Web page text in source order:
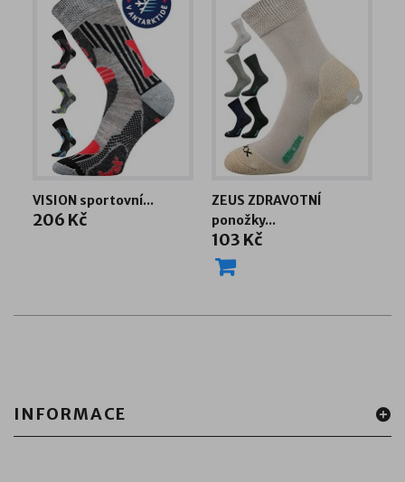
VISION sportovní...
206 Kč
ZEUS ZDRAVOTNÍ
ponožky...
103 Kč
INFORMACE